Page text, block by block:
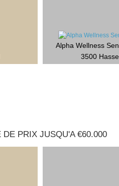
Alpha Wellness
3500
PRIX JUSQU'A €60.000